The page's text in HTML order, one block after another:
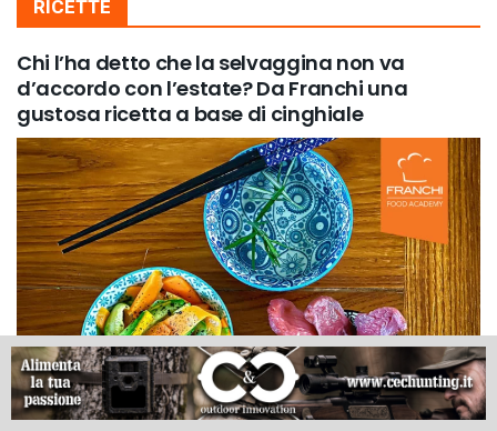
RICETTE
Chi l’ha detto che la selvaggina non va
d’accordo con l’estate? Da Franchi una
gustosa ricetta a base di cinghiale